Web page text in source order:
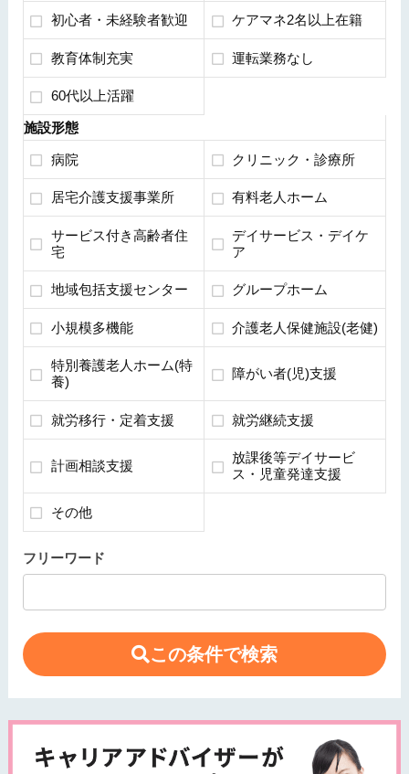
初心者・未経験者歓迎 ケアマネ2名以上在籍
教育体制充実 運転業務なし
60代以上活躍
施設形態
病院 クリニック・診療所
居宅介護支援事業所 有料老人ホーム
サービス付き高齢者住
宅
デイサービス・デイケ
ア
地域包括支援センター グループホーム
小規模多機能 介護老人保健施設(老健)
特別養護老人ホーム(特
養)
障がい者(児)支援
就労移行・定着支援 就労継続支援
計画相談支援
放課後等デイサービ
ス・児童発達支援
その他
フリーワード
この条件で検索